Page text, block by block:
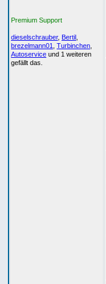
Premium Support
dieselschrauber, Bertil
brezelmann01
Turbinchen
Autoservice und 1 weiteren
gefällt das.